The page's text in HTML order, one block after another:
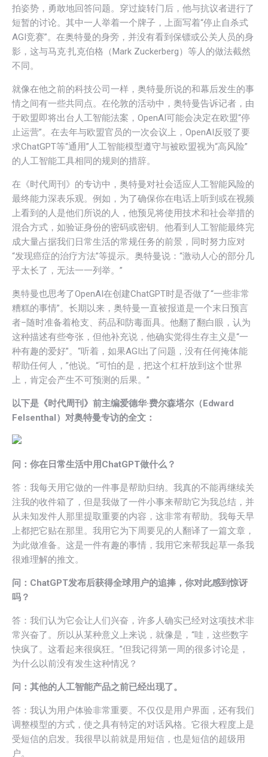
拍姿势，勇敢地回答问题。穿过旋转门后，他与抗议者进行了
短暂的讨论。其中一人举着一个牌子，上面写着“停止自杀式
AGI竞赛”。在奥特曼的身旁，并没有看到保镖或公关人员的身
影，这与马克·扎克伯格（Mark Zuckerberg）等人的做法截然
不同。
就像在他之前的科技公司一样，奥特曼所说的和幕后发生的事
情之间有一些共同点。在伦敦的活动中，奥特曼告诉记者，由
于欧盟即将出台人工智能法案，OpenAI可能会决定在欧盟“停
止运营”。在去年与欧盟官员的一次会议上，OpenAI反驳了要
求ChatGPT等“通用”人工智能模型遵守与被欧盟视为“高风险”
的人工智能工具相同的规则的措辞。
在《时代周刊》的专访中，奥特曼对社会适应人工智能风险的
最终能力深表乐观。例如，为了确保你在电话上听到或在视频
上看到的人是他们所说的人，他预见将使用技术和社会举措的
混合方式，如验证身份的密码或密钥。他看到人工智能最终完
成大量占据我们日常生活的常规任务的前景，同时努力应对
“发现癌症的治疗方法”等提示。奥特曼说：“激动人心的部分几
乎太长了，无法一一列举。”
奥特曼也思考了OpenAI在创建ChatGPT时是否做了“一些非常
糟糕的事情”。长期以来，奥特曼一直被报道是一个末日预言
者–随时准备着枪支、药品和防毒面具。他翻了翻白眼，认为
这种描述有些夸张，但他补充说，他确实觉得生存主义是“一
种有趣的爱好”。“听着，如果AGI出了问题，没有任何掩体能
帮助任何人，”他说。“可怕的是，把这个杠杆放到这个世界
上，肯定会产生不可预测的后果。”
以下是《时代周刊》前主编爱德华·费尔森塔尔（Edward
Felsenthal）对奥特曼专访的全文：
问：你在日常生活中用ChatGPT做什么？
答：我每天用它做的一件事是帮助归纳。我真的不能再继续关
注我的收件箱了，但是我做了一件小事来帮助它为我总结，并
从未知发件人那里提取重要的内容，这非常有帮助。我每天早
上都把它贴在那里。我用它为下周要见的人翻译了一篇文章，
为此做准备。这是一件有趣的事情，我用它来帮我起草一条我
很难理解的推文。
问：ChatGPT发布后获得全球用户的追捧，你对此感到惊讶
吗？
答：我们认为它会让人们兴奋，许多人确实已经对这项技术非
常兴奋了。所以从某种意义上来说，就像是，“哇，这些数字
快疯了。这看起来很疯狂。”但我记得第一周的很多讨论是，
为什么以前没有发生这种情况？
问：其他的人工智能产品之前已经出现了。
答：我认为用户体验非常重要。不仅仅是用户界面，还有我们
调整模型的方式，使之具有特定的对话风格。它很大程度上是
受短信的启发。我很早以前就是用短信，也是短信的超级用
户。